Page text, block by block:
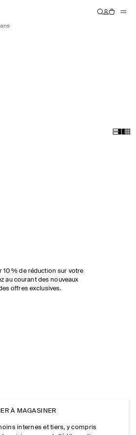
10 % de réduction sur votre
au courant des nouveaux
offres exclusives.
À MAGASINER
internes et tiers, y compris